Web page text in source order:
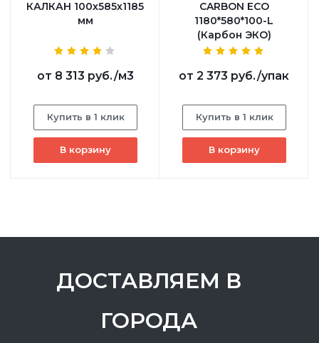
КАЛКАН 100х585х1185
мм
от 8 313 руб./м3
Купить в 1 клик
В корзину
CARBON ECO
1180*580*100-L
(Карбон ЭКО)
от 2 373 руб./упак
Купить в 1 клик
В корзину
ДОСТАВЛЯЕМ В
ГОРОДА